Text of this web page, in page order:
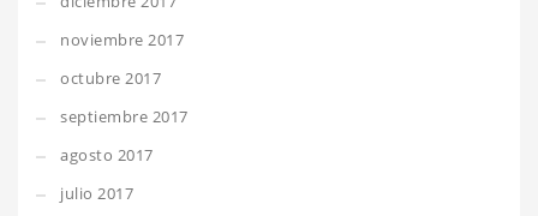
noviembre 2017
octubre 2017
septiembre 2017
agosto 2017
julio 2017